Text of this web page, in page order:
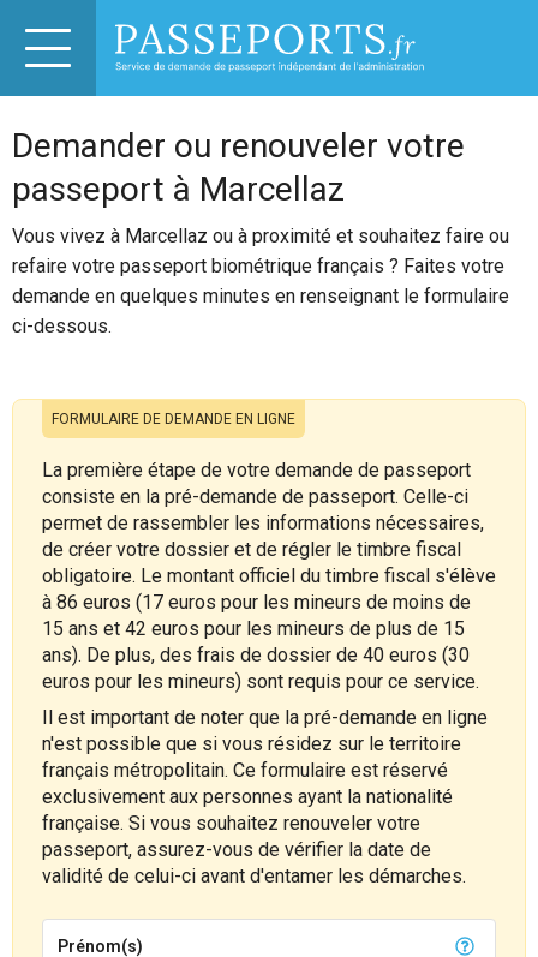
Demander ou renouveler votre
passeport à Marcellaz
Vous vivez à Marcellaz ou à proximité et souhaitez faire ou
refaire votre passeport biométrique français ? Faites votre
demande en quelques minutes en renseignant le formulaire
ci-dessous.
FORMULAIRE DE DEMANDE EN LIGNE
La première étape de votre demande de passeport
consiste en la pré-demande de passeport. Celle-ci
permet de rassembler les informations nécessaires,
de créer votre dossier et de régler le timbre fiscal
obligatoire. Le montant officiel du timbre fiscal s'élève
à 86 euros (17 euros pour les mineurs de moins de
15 ans et 42 euros pour les mineurs de plus de 15
ans). De plus, des frais de dossier de 40 euros (30
euros pour les mineurs) sont requis pour ce service.
Il est important de noter que la pré-demande en ligne
n'est possible que si vous résidez sur le territoire
français métropolitain. Ce formulaire est réservé
exclusivement aux personnes ayant la nationalité
française. Si vous souhaitez renouveler votre
passeport, assurez-vous de vérifier la date de
validité de celui-ci avant d'entamer les démarches.
Prénom(s)